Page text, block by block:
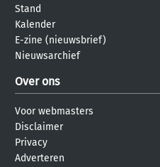
Stand
Kalender
E-zine (nieuwsbrief)
Nieuwsarchief
Over ons
Voor webmasters
Disclaimer
Privacy
Adverteren